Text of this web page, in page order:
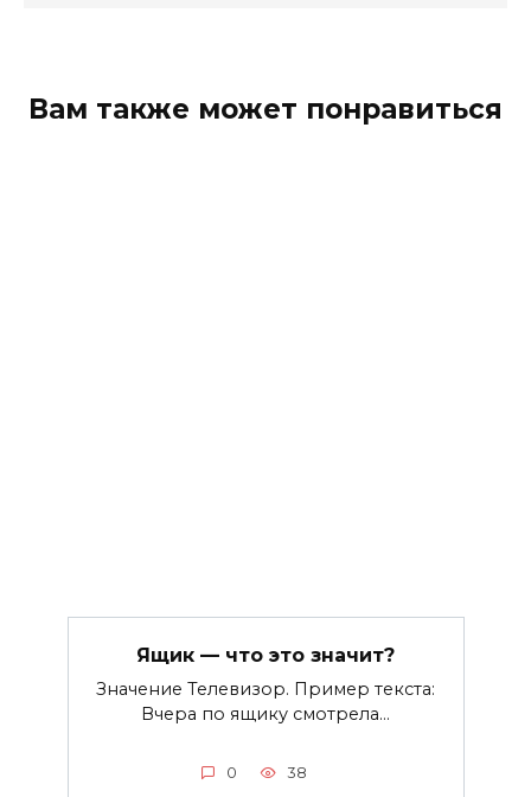
Вам также может понравиться
Ящик — что это значит?
Значение Телевизор. Пример текста:
Вчера по ящику смотрела…
0 38